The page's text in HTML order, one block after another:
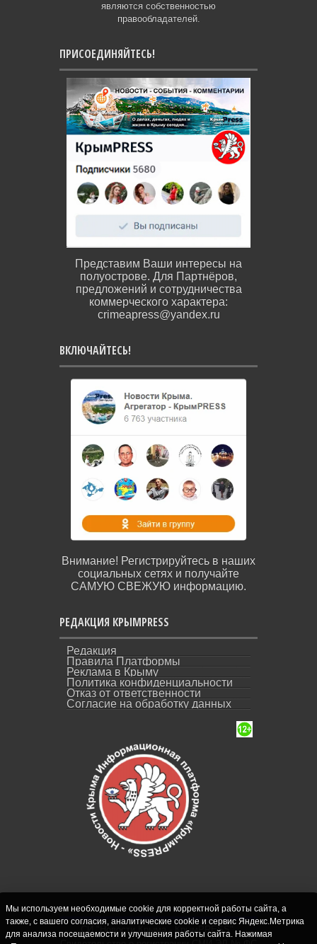
являются собственностью
правообладателей.
ПРИСОЕДИНЯЙТЕСЬ!
Представим Ваши интересы на
полуострове. Для Партнёров,
предложений и сотрудничества
коммерческого характера:
crimeapress@yandex.ru
ВКЛЮЧАЙТЕСЬ!
Внимание! Регистрируйтесь в наших
социальных сетях и получайте
САМУЮ СВЕЖУЮ информацию.
РЕДАКЦИЯ КРЫМPRESS
Редакция
Правила Платформы
Реклама в Крыму
Политика конфиденциальности
Отказ от ответственности
Согласие на обработку данных
СИ "Новости Крыма - КрымPRESS".
Мы используем необходимые cookie для корректной работы сайта, а
также, с вашего согласия, аналитические cookie и сервис Яндекс.Метрика
для анализа посещаемости и улучшения работы сайта. Нажимая